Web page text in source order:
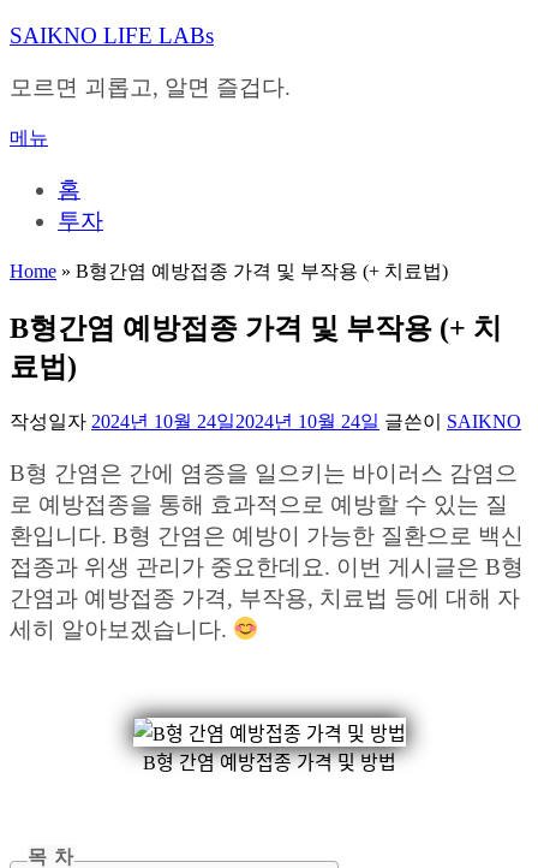
내
으
바
SAIKNO LIFE LABs
모르면 괴롭고, 알면 즐겁다.
메뉴
홈
투자
Home » B형간염 예방접종 가격 및 부작용 (+ 치료법)
B형간염 예방접종 가격 및 부작용 (+ 치
료법)
작성일자 2024년 10월 24일2024년 10월 24일 글쓴이 SAIKNO
B형 간염은 간에 염증을 일으키는 바이러스 감염으
로 예방접종을 통해 효과적으로 예방할 수 있는 질
환입니다. B형 간염은 예방이 가능한 질환으로 백신
접종과 위생 관리가 중요한데요. 이번 게시글은 B형
간염과 예방접종 가격, 부작용, 치료법 등에 대해 자
세히 알아보겠습니다.
B형 간염 예방접종 가격 및 방법
목 차